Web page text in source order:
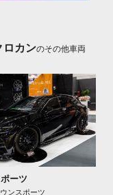
ロカンのその他車両
ーツ
ンスポーツ